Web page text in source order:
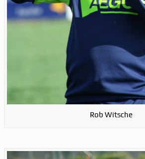
Rob Witsche